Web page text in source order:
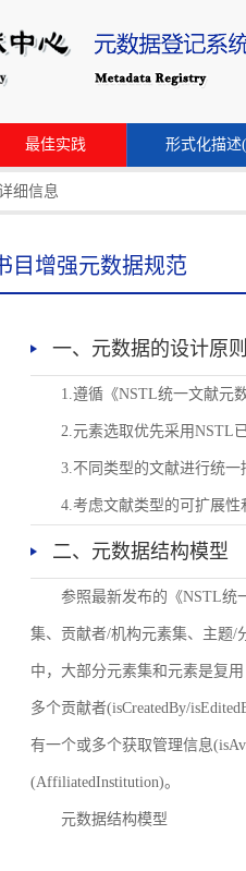
最佳实践 形式化描述
细信息
目增强元数据规范
一、元数据的设计原则
1.遵循《NSTL统一文献元
2.元素选取优先采用NSTL
3.不同类型的文献进行统一
4.考虑文献类型的可扩展性
二、元数据结构模型
参照最新发布的《NSTL统
集、贡献者/机构元素集、主题/
中，大部分元素集和元素是复
多个贡献者(isCreatedBy/
有一个或多个获取管理信息
(AffiliatedInstitution)。
元数据结构模型